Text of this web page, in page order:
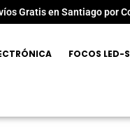
Gratis en Santiago por
FOCOS LED-